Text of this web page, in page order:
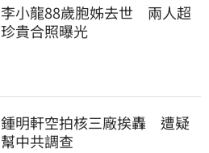
李小龍88歲胞姊去世　兩人超
珍貴合照曝光
鍾明軒空拍核三廠挨轟　遭疑
幫中共調查